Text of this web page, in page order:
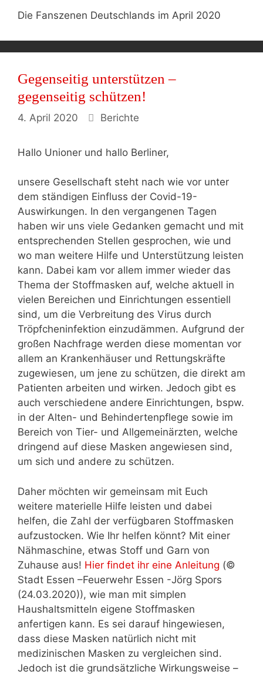
Die Fanszenen Deutschlands im April 2020
Gegenseitig unterstützen –
gegenseitig schützen!
4. April 2020 Kategorien
Berichte
Hallo Unioner und hallo Berliner,
unsere Gesellschaft steht nach wie vor unter
dem ständigen Einfluss der Covid-19-
Auswirkungen. In den vergangenen Tagen
haben wir uns viele Gedanken gemacht und mit
entsprechenden Stellen gesprochen, wie und
wo man weitere Hilfe und Unterstützung leisten
kann. Dabei kam vor allem immer wieder das
Thema der Stoffmasken auf, welche aktuell in
vielen Bereichen und Einrichtungen essentiell
sind, um die Verbreitung des Virus durch
Tröpfcheninfektion einzudämmen. Aufgrund der
großen Nachfrage werden diese momentan vor
allem an Krankenhäuser und Rettungskräfte
zugewiesen, um jene zu schützen, die direkt am
Patienten arbeiten und wirken. Jedoch gibt es
auch verschiedene andere Einrichtungen, bspw.
in der Alten- und Behindertenpflege sowie im
Bereich von Tier- und Allgemeinärzten, welche
dringend auf diese Masken angewiesen sind,
um sich und andere zu schützen.
Daher möchten wir gemeinsam mit Euch
weitere materielle Hilfe leisten und dabei
helfen, die Zahl der verfügbaren Stoffmasken
aufzustocken. Wie Ihr helfen könnt? Mit einer
Nähmaschine, etwas Stoff und Garn von
Zuhause aus! Hier findet ihr eine Anleitung (©
Stadt Essen –Feuerwehr Essen -Jörg Spors
(24.03.2020)), wie man mit simplen
Haushaltsmitteln eigene Stoffmasken
anfertigen kann. Es sei darauf hingewiesen,
dass diese Masken natürlich nicht mit
medizinischen Masken zu vergleichen sind.
Jedoch ist die grundsätzliche Wirkungsweise –